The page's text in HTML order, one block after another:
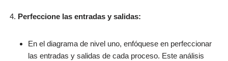
Perfeccione las entradas y salidas:
En el diagrama de nivel uno, enfóquese en perfeccionar
las entradas y salidas de cada proceso. Este análisis